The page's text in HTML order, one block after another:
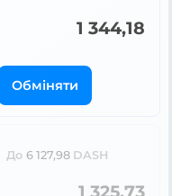
1 344,18
Обміняти
До 6 127,98 DASH